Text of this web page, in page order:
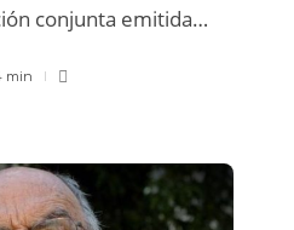
conjunta emitida…
min